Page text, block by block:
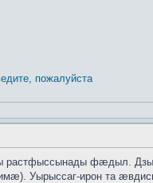
пожалуйста
фӕдыл.
Уырыссаг-ирон та